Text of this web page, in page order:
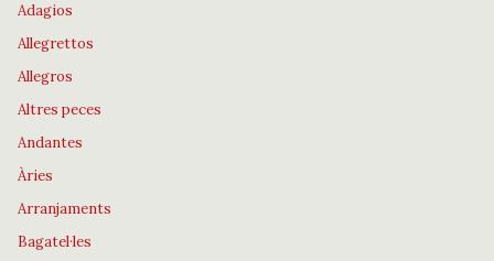
Adagios
Allegrettos
Allegros
Altres peces
Andantes
Àries
Arranjaments
Bagatel·les